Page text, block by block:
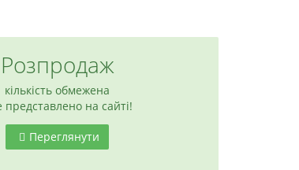
Розпродаж
кількість обмежена
представлено на сайті!
Переглянути